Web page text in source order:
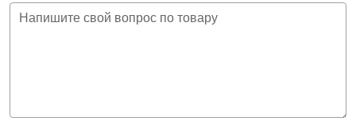
Напишите свой вопрос по товару